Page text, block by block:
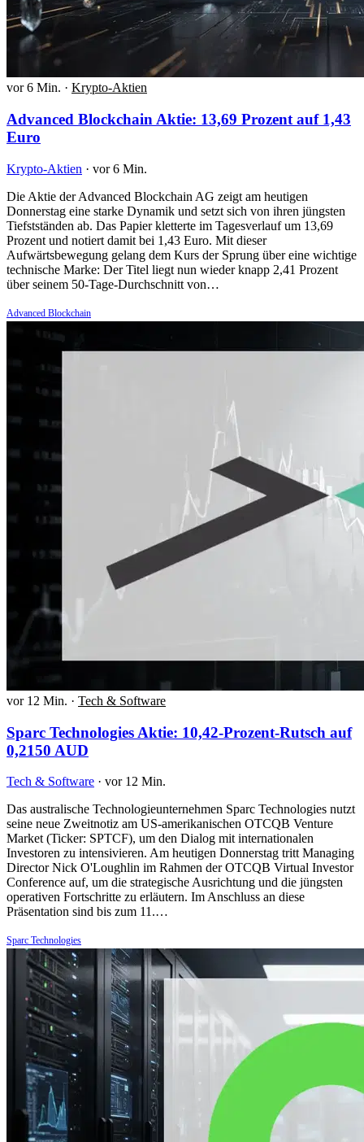
vor 6 Min. · Krypto-Aktien
Advanced Blockchain Aktie: 13,69 Prozent auf 1,43
Euro
Krypto-Aktien · vor 6 Min.
Die Aktie der Advanced Blockchain AG zeigt am heutigen
Donnerstag eine starke Dynamik und setzt sich von ihren jüngsten
Tiefstständen ab. Das Papier kletterte im Tagesverlauf um 13,69
Prozent und notiert damit bei 1,43 Euro. Mit dieser
Aufwärtsbewegung gelang dem Kurs der Sprung über eine wichtige
technische Marke: Der Titel liegt nun wieder knapp 2,41 Prozent
über seinem 50-Tage-Durchschnitt von…
Advanced Blockchain
vor 12 Min. · Tech & Software
Sparc Technologies Aktie: 10,42-Prozent-Rutsch auf
0,2150 AUD
Tech & Software · vor 12 Min.
Das australische Technologieunternehmen Sparc Technologies nutzt
seine neue Zweitnotiz am US-amerikanischen OTCQB Venture
Market (Ticker: SPTCF), um den Dialog mit internationalen
Investoren zu intensivieren. Am heutigen Donnerstag tritt Managing
Director Nick O'Loughlin im Rahmen der OTCQB Virtual Investor
Conference auf, um die strategische Ausrichtung und die jüngsten
operativen Fortschritte zu erläutern. Im Anschluss an diese
Präsentation sind bis zum 11.…
Sparc Technologies